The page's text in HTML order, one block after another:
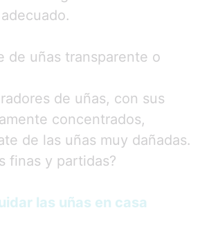
de uñas transparente o
de uñas, con sus
concentrados,
de las uñas muy dañadas.
finas y partidas?
las uñas en casa